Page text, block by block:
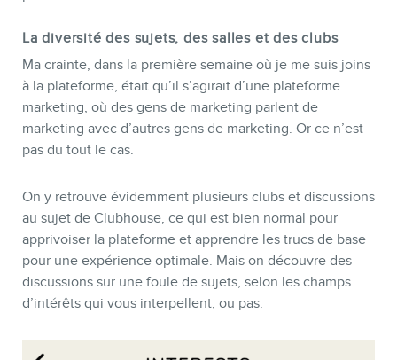
La diversité des sujets, des salles et des clubs
Ma crainte, dans la première semaine où je me suis joins
à la plateforme, était qu’il s’agirait d’une plateforme
marketing, où des gens de marketing parlent de
marketing avec d’autres gens de marketing. Or ce n’est
pas du tout le cas.
On y retrouve évidemment plusieurs clubs et discussions
au sujet de Clubhouse, ce qui est bien normal pour
apprivoiser la plateforme et apprendre les trucs de base
pour une expérience optimale. Mais on découvre des
discussions sur une foule de sujets, selon les champs
d’intérêts qui vous interpellent, ou pas.